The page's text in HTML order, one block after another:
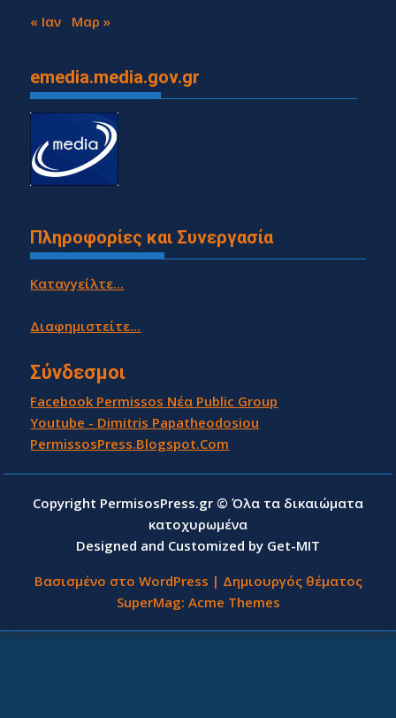
27
28
« Ιαν Μαρ »
emedia.media.gov.gr
Πληροφορίες και Συνεργασία
Καταγγείλτε...
Διαφημιστείτε...
Σύνδεσμοι
Facebook Permissos Νέα Public Group
Youtube - Dimitris Papatheodosiou
PermissosPress.Blogspot.Com
Copyright PermisosPress.gr © Όλα τα δικαιώματα
κατοχυρωμένα
Designed and Customized by Get-MIT
Βασισμένο στο WordPress | Δημιουργός θέματος
SuperMag: Acme Themes